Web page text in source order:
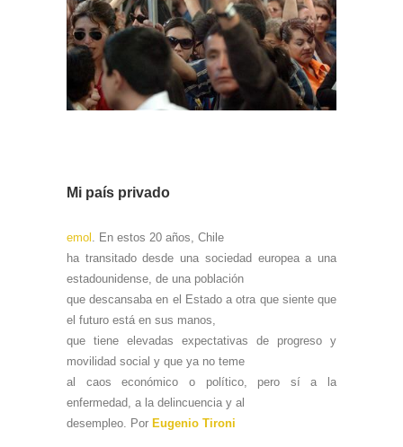
Mi país privado
emol . En estos 20 años, Chile
ha transitado desde una sociedad europea a una
estadounidense, de una población
que descansaba en el Estado a otra que siente que
el futuro está en sus manos,
que tiene elevadas expectativas de progreso y
movilidad social y que ya no teme
al caos económico o político, pero sí a la
enfermedad, a la delincuencia y al
desempleo. Por Eugenio Tironi